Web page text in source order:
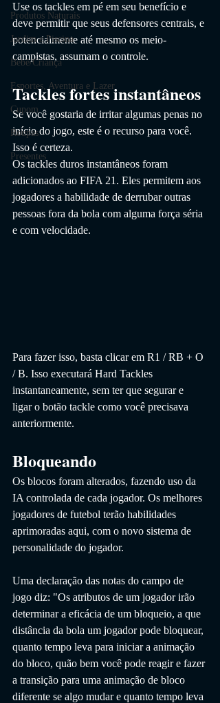
Produtos Naturais
Jardim e Piscina
Bebê/Criança
Esportes, Aventura e Lazer
Cupom
Roupas
Presentes
Use os tackles em pé em seu benefício e
deve permitir que seus defensores centrais, e
potencialmente até mesmo os meio-
campistas, assumam o controle.
Tackles fortes instantâneos
Se você gostaria de irritar algumas penas no
início do jogo, este é o recurso para você.
Isso é certeza.
Os tackles duros instantâneos foram
adicionados ao FIFA 21. Eles permitem aos
jogadores a habilidade de derrubar outras
pessoas fora da bola com alguma força séria
e com velocidade.
Para fazer isso, basta clicar em R1 / RB + O
/ B. Isso executará Hard Tackles
instantaneamente, sem ter que segurar e
ligar o botão tackle como você precisava
anteriormente.
Bloqueando
Os blocos foram alterados, fazendo uso da
IA ​​controlada de cada jogador. Os melhores
jogadores de futebol terão habilidades
aprimoradas aqui, com o novo sistema de
personalidade do jogador.
Uma declaração das notas do campo de
jogo diz: "Os atributos de um jogador irão
determinar a eficácia de um bloqueio, a que
distância da bola um jogador pode bloquear,
quanto tempo leva para iniciar a animação
do bloco, quão bem você pode reagir e fazer
a transição para uma animação de bloco
diferente se algo mudar e quanto tempo leva